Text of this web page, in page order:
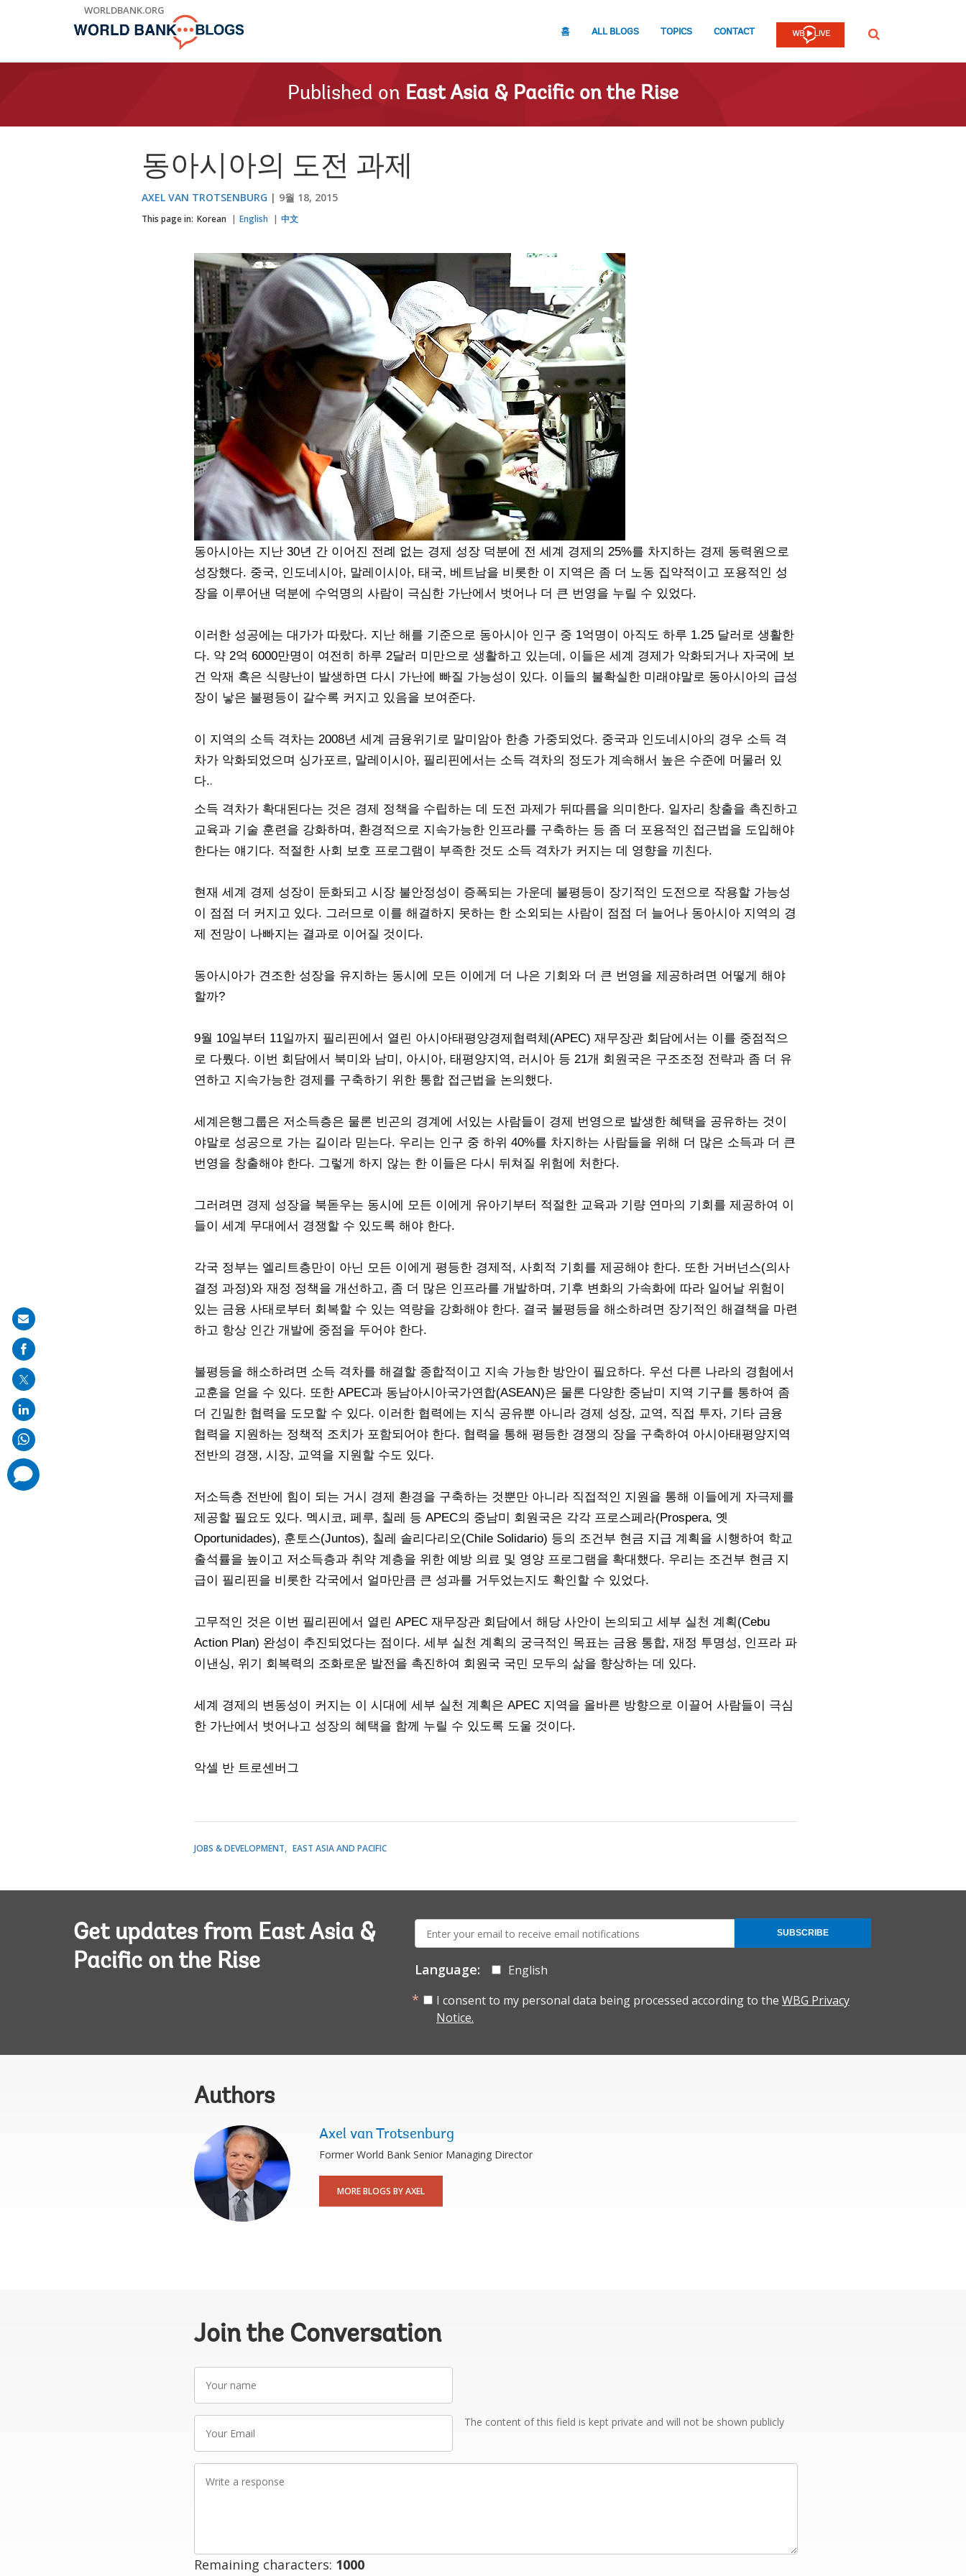
WORLDBANK.ORG
홈 ALL BLOGS TOPICS CONTACT SEARCH
Published on East Asia & Pacific on the Rise
동아시아의 도전 과제
AXEL VAN TROTSENBURG 9월 18, 2015
This page in: Korean English 中文
동아시아는 지난 30년 간 이어진 전례 없는 경제 성장 덕분에 전 세계 경제의 25%를 차지하는 경제 동력원으로
성장했다. 중국, 인도네시아, 말레이시아, 태국, 베트남을 비롯한 이 지역은 좀 더 노동 집약적이고 포용적인 성
장을 이루어낸 덕분에 수억명의 사람이 극심한 가난에서 벗어나 더 큰 번영을 누릴 수 있었다.
이러한 성공에는 대가가 따랐다. 지난 해를 기준으로 동아시아 인구 중 1억명이 아직도 하루 1.25 달러로 생활한
다. 약 2억 6000만명이 여전히 하루 2달러 미만으로 생활하고 있는데, 이들은 세계 경제가 악화되거나 자국에 보
건 악재 혹은 식량난이 발생하면 다시 가난에 빠질 가능성이 있다. 이들의 불확실한 미래야말로 동아시아의 급성
장이 낳은 불평등이 갈수록 커지고 있음을 보여준다.
이 지역의 소득 격차는 2008년 세계 금융위기로 말미암아 한층 가중되었다. 중국과 인도네시아의 경우 소득 격
차가 악화되었으며 싱가포르, 말레이시아, 필리핀에서는 소득 격차의 정도가 계속해서 높은 수준에 머물러 있
다..
소득 격차가 확대된다는 것은 경제 정책을 수립하는 데 도전 과제가 뒤따름을 의미한다. 일자리 창출을 촉진하고
교육과 기술 훈련을 강화하며, 환경적으로 지속가능한 인프라를 구축하는 등 좀 더 포용적인 접근법을 도입해야
한다는 얘기다. 적절한 사회 보호 프로그램이 부족한 것도 소득 격차가 커지는 데 영향을 끼친다.
현재 세계 경제 성장이 둔화되고 시장 불안정성이 증폭되는 가운데 불평등이 장기적인 도전으로 작용할 가능성
이 점점 더 커지고 있다. 그러므로 이를 해결하지 못하는 한 소외되는 사람이 점점 더 늘어나 동아시아 지역의 경
제 전망이 나빠지는 결과로 이어질 것이다.
동아시아가 견조한 성장을 유지하는 동시에 모든 이에게 더 나은 기회와 더 큰 번영을 제공하려면 어떻게 해야
할까?
9월 10일부터 11일까지 필리핀에서 열린 아시아태평양경제협력체(APEC) 재무장관 회담에서는 이를 중점적으
로 다뤘다. 이번 회담에서 북미와 남미, 아시아, 태평양지역, 러시아 등 21개 회원국은 구조조정 전략과 좀 더 유
연하고 지속가능한 경제를 구축하기 위한 통합 접근법을 논의했다.
세계은행그룹은 저소득층은 물론 빈곤의 경계에 서있는 사람들이 경제 번영으로 발생한 혜택을 공유하는 것이
야말로 성공으로 가는 길이라 믿는다. 우리는 인구 중 하위 40%를 차지하는 사람들을 위해 더 많은 소득과 더 큰
번영을 창출해야 한다. 그렇게 하지 않는 한 이들은 다시 뒤쳐질 위험에 처한다.
그러려면 경제 성장을 북돋우는 동시에 모든 이에게 유아기부터 적절한 교육과 기량 연마의 기회를 제공하여 이
들이 세계 무대에서 경쟁할 수 있도록 해야 한다.
각국 정부는 엘리트층만이 아닌 모든 이에게 평등한 경제적, 사회적 기회를 제공해야 한다. 또한 거버넌스(의사
결정 과정)와 재정 정책을 개선하고, 좀 더 많은 인프라를 개발하며, 기후 변화의 가속화에 따라 일어날 위험이
있는 금융 사태로부터 회복할 수 있는 역량을 강화해야 한다. 결국 불평등을 해소하려면 장기적인 해결책을 마련
하고 항상 인간 개발에 중점을 두어야 한다.
불평등을 해소하려면 소득 격차를 해결할 종합적이고 지속 가능한 방안이 필요하다. 우선 다른 나라의 경험에서
교훈을 얻을 수 있다. 또한 APEC과 동남아시아국가연합(ASEAN)은 물론 다양한 중남미 지역 기구를 통하여 좀
더 긴밀한 협력을 도모할 수 있다. 이러한 협력에는 지식 공유뿐 아니라 경제 성장, 교역, 직접 투자, 기타 금융
협력을 지원하는 정책적 조치가 포함되어야 한다. 협력을 통해 평등한 경쟁의 장을 구축하여 아시아태평양지역
전반의 경쟁, 시장, 교역을 지원할 수도 있다.
저소득층 전반에 힘이 되는 거시 경제 환경을 구축하는 것뿐만 아니라 직접적인 지원을 통해 이들에게 자극제를
제공할 필요도 있다. 멕시코, 페루, 칠레 등 APEC의 중남미 회원국은 각각 프로스페라(Prospera, 옛
Oportunidades), 훈토스(Juntos), 칠레 솔리다리오(Chile Solidario) 등의 조건부 현금 지급 계획을 시행하여 학교
출석률을 높이고 저소득층과 취약 계층을 위한 예방 의료 및 영양 프로그램을 확대했다. 우리는 조건부 현금 지
급이 필리핀을 비롯한 각국에서 얼마만큼 큰 성과를 거두었는지도 확인할 수 있었다.
고무적인 것은 이번 필리핀에서 열린 APEC 재무장관 회담에서 해당 사안이 논의되고 세부 실천 계획(Cebu
Action Plan) 완성이 추진되었다는 점이다. 세부 실천 계획의 궁극적인 목표는 금융 통합, 재정 투명성, 인프라 파
이낸싱, 위기 회복력의 조화로운 발전을 촉진하여 회원국 국민 모두의 삶을 향상하는 데 있다.
세계 경제의 변동성이 커지는 이 시대에 세부 실천 계획은 APEC 지역을 올바른 방향으로 이끌어 사람들이 극심
한 가난에서 벗어나고 성장의 혜택을 함께 누릴 수 있도록 도울 것이다.
악셀 반 트로센버그
JOBS & DEVELOPMENT EAST ASIA AND PACIFIC
Get updates from East Asia &
Pacific on the Rise
mail:
Language:
English
I consent to my personal data being processed according to the WBG Privacy
Notice.
SUBSCRIBE
Authors
Axel van Trotsenburg
Former World Bank Senior Managing Director
MORE BLOGS BY AXEL
Join the Conversation
name
Email
The content of this field is kept private and will not be shown publicly
Remaining characters: 1000
Share
on
mail
comments
added